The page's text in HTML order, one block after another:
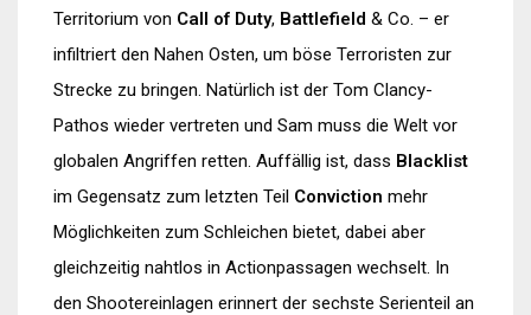
Territorium von Call of Duty, Battlefield & Co. – er
infiltriert den Nahen Osten, um böse Terroristen zur
Strecke zu bringen. Natürlich ist der Tom Clancy-
Pathos wieder vertreten und Sam muss die Welt vor
globalen Angriffen retten. Auffällig ist, dass Blacklist
im Gegensatz zum letzten Teil Conviction mehr
Möglichkeiten zum Schleichen bietet, dabei aber
gleichzeitig nahtlos in Actionpassagen wechselt. In
den Shootereinlagen erinnert der sechste Serienteil an